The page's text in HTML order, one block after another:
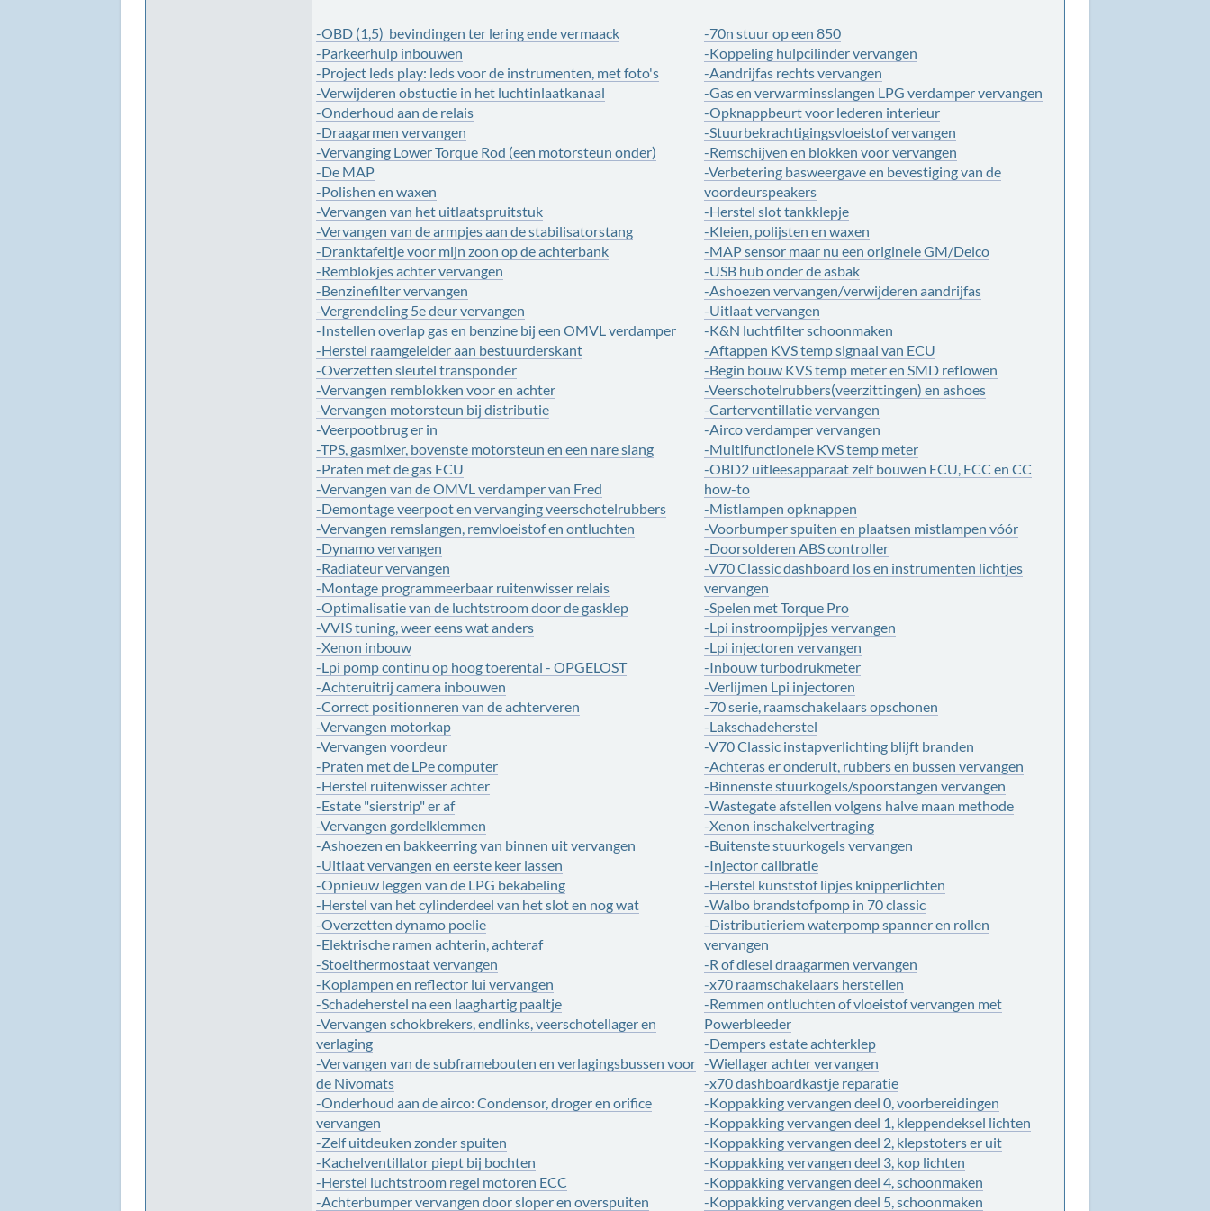
-OBD (1,5) bevindingen ter lering ende vermaack
-Parkeerhulp inbouwen
-Project leds play: leds voor de instrumenten, met foto's
-Verwijderen obstuctie in het luchtinlaatkanaal
-Onderhoud aan de relais
-Draagarmen vervangen
-Vervanging Lower Torque Rod (een motorsteun onder)
-De MAP
-Polishen en waxen
-Vervangen van het uitlaatspruitstuk
-Vervangen van de armpjes aan de stabilisatorstang
-Dranktafeltje voor mijn zoon op de achterbank
-Remblokjes achter vervangen
-Benzinefilter vervangen
-Vergrendeling 5e deur vervangen
-Instellen overlap gas en benzine bij een OMVL verdamper
-Herstel raamgeleider aan bestuurderskant
-Overzetten sleutel transponder
-Vervangen remblokken voor en achter
-Vervangen motorsteun bij distributie
-Veerpootbrug er in
-TPS, gasmixer, bovenste motorsteun en een nare slang
-Praten met de gas ECU
-Vervangen van de OMVL verdamper van Fred
-Demontage veerpoot en vervanging veerschotelrubbers
-Vervangen remslangen, remvloeistof en ontluchten
-Dynamo vervangen
-Radiateur vervangen
-Montage programmeerbaar ruitenwisser relais
-Optimalisatie van de luchtstroom door de gasklep
-VVIS tuning, weer eens wat anders
-Xenon inbouw
-Lpi pomp continu op hoog toerental - OPGELOST
-Achteruitrij camera inbouwen
-Correct positionneren van de achterveren
-Vervangen motorkap
-Vervangen voordeur
-Praten met de LPe computer
-Herstel ruitenwisser achter
-Estate "sierstrip" er af
-Vervangen gordelklemmen
-Ashoezen en bakkeerring van binnen uit vervangen
-Uitlaat vervangen en eerste keer lassen
-Opnieuw leggen van de LPG bekabeling
-Herstel van het cylinderdeel van het slot en nog wat
-Overzetten dynamo poelie
-Elektrische ramen achterin, achteraf
-Stoelthermostaat vervangen
-Koplampen en reflector lui vervangen
-Schadeherstel na een laaghartig paaltje
-Vervangen schokbrekers, endlinks, veerschotellager en
verlaging
-Vervangen van de subframebouten en verlagingsbussen voor
de Nivomats
-Onderhoud aan de airco: Condensor, droger en orifice
vervangen
-Zelf uitdeuken zonder spuiten
-Kachelventillator piept bij bochten
-Herstel luchtstroom regel motoren ECC
-Achterbumper vervangen door sloper en overspuiten
-70n stuur op een 850
-Koppeling hulpcilinder vervangen
-Aandrijfas rechts vervangen
-Gas en verwarminsslangen LPG verdamper vervangen
-Opknappbeurt voor lederen interieur
-Stuurbekrachtigingsvloeistof vervangen
-Remschijven en blokken voor vervangen
-Verbetering basweergave en bevestiging van de
voordeurspeakers
-Herstel slot tankklepje
-Kleien, polijsten en waxen
-MAP sensor maar nu een originele GM/Delco
-USB hub onder de asbak
-Ashoezen vervangen/verwijderen aandrijfas
-Uitlaat vervangen
-K&N luchtfilter schoonmaken
-Aftappen KVS temp signaal van ECU
-Begin bouw KVS temp meter en SMD reflowen
-Veerschotelrubbers(veerzittingen) en ashoes
-Carterventillatie vervangen
-Airco verdamper vervangen
-Multifunctionele KVS temp meter
-OBD2 uitleesapparaat zelf bouwen ECU, ECC en CC
how-to
-Mistlampen opknappen
-Voorbumper spuiten en plaatsen mistlampen vóór
-Doorsolderen ABS controller
-V70 Classic dashboard los en instrumenten lichtjes
vervangen
-Spelen met Torque Pro
-Lpi instroompijpjes vervangen
-Lpi injectoren vervangen
-Inbouw turbodrukmeter
-Verlijmen Lpi injectoren
-70 serie, raamschakelaars opschonen
-Lakschadeherstel
-V70 Classic instapverlichting blijft branden
-Achteras er onderuit, rubbers en bussen vervangen
-Binnenste stuurkogels/spoorstangen vervangen
-Wastegate afstellen volgens halve maan methode
-Xenon inschakelvertraging
-Buitenste stuurkogels vervangen
-Injector calibratie
-Herstel kunststof lipjes knipperlichten
-Walbo brandstofpomp in 70 classic
-Distributieriem waterpomp spanner en rollen
vervangen
-R of diesel draagarmen vervangen
-x70 raamschakelaars herstellen
-Remmen ontluchten of vloeistof vervangen met
Powerbleeder
-Dempers estate achterklep
-Wiellager achter vervangen
-x70 dashboardkastje reparatie
-Koppakking vervangen deel 0, voorbereidingen
-Koppakking vervangen deel 1, kleppendeksel lichten
-Koppakking vervangen deel 2, klepstoters er uit
-Koppakking vervangen deel 3, kop lichten
-Koppakking vervangen deel 4, schoonmaken
-Koppakking vervangen deel 5, schoonmaken